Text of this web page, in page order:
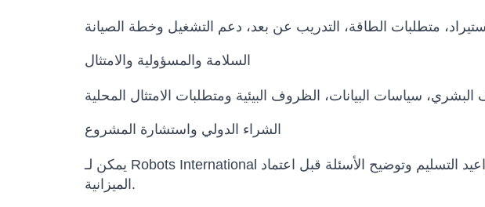
السلامة والمسؤولية والامتثال
الشراء الدولي واستشارة المشروع
يمكن لـ Robots International المساعدة في مقارنة النماذج البديلة، تأكيد التكوين، إعداد عرض السعر، تنسيق مواعيد التسليم وتوضيح الأسئلة قبل اعتماد
الميزانية.